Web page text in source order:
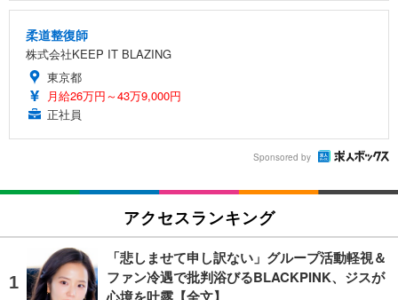
柔道整復師
株式会社KEEP IT BLAZING
東京都
月給26万円～43万9,000円
正社員
Sponsored by
アクセスランキング
「悲しませて申し訳ない」グループ活動軽視＆
ファン冷遇で批判浴びるBLACKPINK、ジスが
心境を吐露【全文】